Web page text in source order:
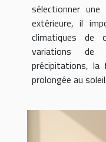
sélectionner
extérieure, il
climatiques de
variations de
précipitations, la
prolongée au